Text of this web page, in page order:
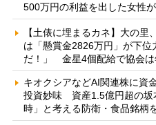
500万円の利益を出した女性
【土俵に埋まるカネ】大の
は「懸賞金2826万円」が下
だ！」 金星4個配給で協会は
キオクシアなどAI関連株に資
投資妙味 資産1.5億円超の坂
時」と考える防衛・食品銘柄